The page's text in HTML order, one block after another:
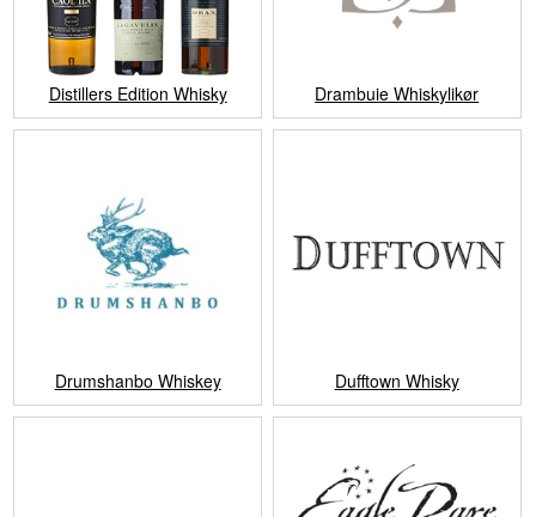
Distillers Edition Whisky Drambuie Whiskylikør
Drumshanbo Whiskey Dufftown Whisky